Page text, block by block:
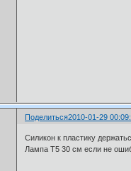
Поделиться2010-01-29
Силикон к пластику
Лампа Т5 30 см если не